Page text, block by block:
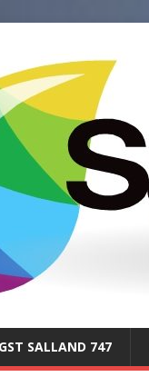
SALLAND 747